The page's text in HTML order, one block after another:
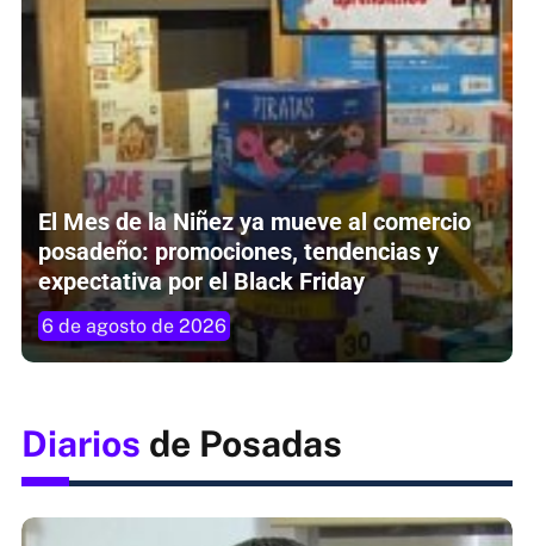
El Mes de la Niñez ya mueve al comercio
posadeño: promociones, tendencias y
expectativa por el Black Friday
6 de agosto de 2026
Diarios de Posadas